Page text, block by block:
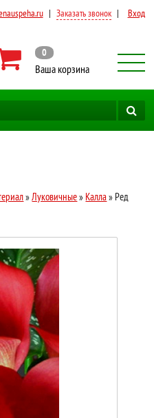
| Заказать звонок | Вход
0
Ваша корзина
» Луковичные» Калла» Ред